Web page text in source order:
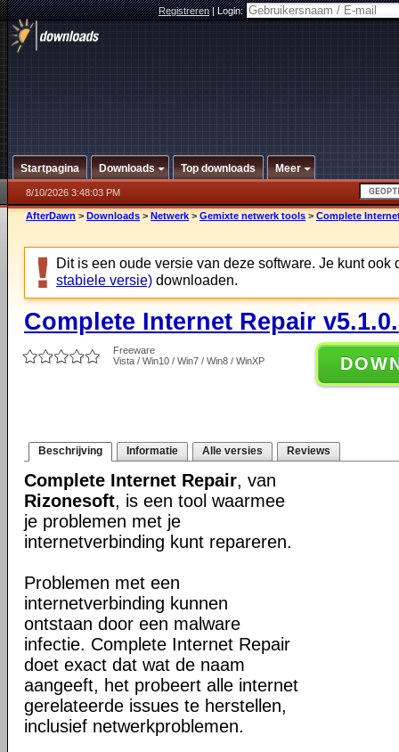
Registreren|Login:
Startpagina Downloads Top downloads Meer
8/10/2026 3:48:03 PM
AfterDawn > Downloads > Netwerk > Gemixte netwerk tools > Complete
Dit is een oude versie van deze software. Je kunt ook
stabiele versie) downloaden.
Complete Internet Repair
Freeware
Vista / Win10 / Win7 / Win8 / WinXP
Beschrijving Informatie Alle versies Reviews
Complete Internet Repair, van
Rizonesoft, is een tool waarmee
je problemen met je
internetverbinding kunt repareren.
Problemen met een
internetverbinding kunnen
ontstaan door een malware
infectie. Complete Internet Repair
doet exact dat wat de naam
aangeeft, het probeert alle internet
gerelateerde issues te herstellen,
inclusief netwerkproblemen.